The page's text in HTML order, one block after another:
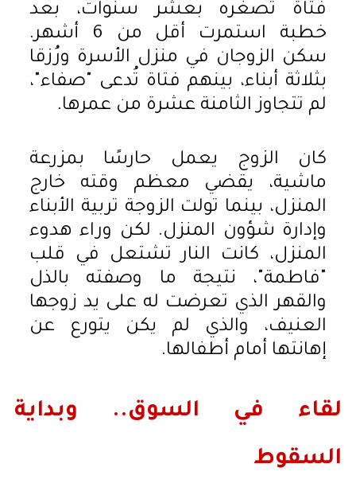
فتاة تصغره بعشر سنوات، بعد
خطبة استمرت أقل من 6 أشهر.
سكن الزوجان في منزل الأسرة ورُزقا
بثلاثة أبناء، بينهم فتاة تُدعى "صفاء"،
لم تتجاوز الثامنة عشرة من عمرها.
كان الزوج يعمل حارسًا بمزرعة
ماشية، يقضي معظم وقته خارج
المنزل، بينما تولت الزوجة تربية الأبناء
وإدارة شؤون المنزل. لكن وراء هدوء
المنزل، كانت النار تشتعل في قلب
"فاطمة"، نتيجة ما وصفته بالذل
والقهر الذي تعرضت له على يد زوجها
العنيف، والذي لم يكن يتورع عن
إهانتها أمام أطفالها.
لقاء في السوق.. وبداية
السقوط